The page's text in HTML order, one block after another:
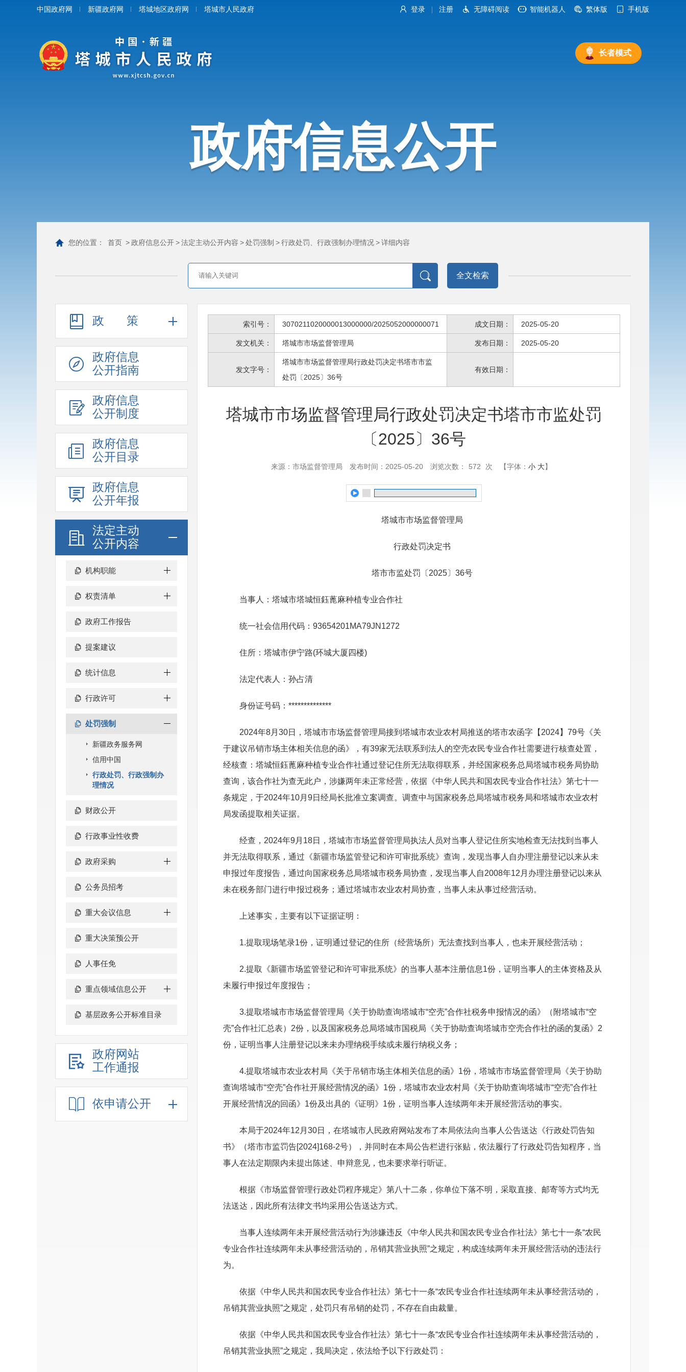
登录 注册 无障碍阅读 智能机器人 繁体版 手机版
中国政府网 新疆政府网 塔城地区政府网 塔城市人民政府
长者模式
政府信息公开
您的位置： 首页 >政府信息公开>法定主动公开内容 >处罚强制 >行政处罚、行政强制办理情况>详细内容
全文检索
政策
政府信息
公开指南
政府信息
公开制度
政府信息
公开目录
政府信息
公开年报
法定主动
公开内容
机构职能
权责清单
政府工作报告
提案建议
统计信息
行政许可
处罚强制
新疆政务服务网
信用中国
行政处罚、行政强制办
理情况
财政公开
行政事业性收费
政府采购
公务员招考
重大会议信息
重大决策预公开
人事任免
重点领域信息公开
基层政务公开标准目录
政府网站
工作通报
依申请公开
索引号： 3070211020000013000000/2025052000000071 成文日期： 2025-05-20
发文机关： 塔城市市场监督管理局 发布日期： 2025-05-20
发文字号：
塔城市市场监督管理局行政处罚决定书塔市市监
处罚〔2025〕36号
有效日期：
塔城市市场监督管理局行政处罚决定书塔市市监处罚
〔2025〕36号
来源：市场监督管理局 发布时间：2025-05-20 浏览次数： 572 次 【字体： 小 大】
塔城市市场监督管理局
行政处罚决定书
塔市市监处罚 〔 2025〕 36号
当事人：塔城市塔城恒鈺蓖麻种植专业合作社
统一社会信用代码 ： 93654201MA79JN1272
住所：塔城市伊宁路(环城大厦四楼)
法定代表人：孙占清
身份证号码 ： **************
2024年8月 30日，塔城市市场监督管理局接到塔城市农业农村局推送的塔市农函字 【 2024】 79号《关
于建议吊销市场主体相关信息的函》， 有39家无法联系到法人的空壳农民专业合作社需要进行核查处置，
经核查：塔城恒鈺蓖麻种植专业合作社通过登记住所无法取得联系，并经国家税务总局塔城市税务局协助
查询，该合作社为查无此户，涉嫌两年未正常经营，依据《中华人民共和国农民专业合作社法》第七十一
条规定， 于2024年10月 9日经局长批准立案调查。调查中与国家税务总局塔城市税务局和塔城市农业农村
局发函提取相关证据。
经查 ， 2024年9月 18日，塔城市市场监督管理局执法人员对当事人登记住所实地检查无法找到当事人
并无法取得联系，通过《新疆市场监管登记和许可审批系统》查询，发现当事人自办理注册登记以来从未
申报过年度报告，通过向国家税务总局塔城市税务局协查，发现当事人 自2008年12 月办理注册登记以来从
未在税务部门进行申报过税务；通过塔城市农业农村局协查，当事人未从事过经营活动。
上述事实，主要有以下证据证明：
1.提取现场笔录1份，证明通过登记的住所（经营场所）无法查找到当事人，也未开展经营活动；
2.提取《新疆市场监管登记和许可审批系统》的当事人基本注册信息1份，证明当事人的主体资格及从
未履行申报过年度报告 ；
3.提取塔城市市场监督管理局《关于协助查询塔城市“空壳”合作社税务申报情况的函》（附塔城市“空
壳”合作社汇总表） 2份，以及国家税务总局塔城市国税局《关于协助查询塔城市空壳合作社的函的复函》 2
份，证明当事人注册登记以来未办理纳税手续或未履行纳税义务 ；
4.提取塔城市农业农村局《关于吊销市场主体相关信息的函》 1份，塔城市市场监督管理局《关于协助
查询塔城市“空壳”合作社开展经营情况的函》 1份，塔城市农业农村局《关于协助查询塔城市“空壳”合作社
开展经营情况的回函》 1份及出具的《证明》 1份，证明当事人连续两年未开展经营活动的事实。
本局于2024年12 月 30日，在塔城市人民政府网站发布了本局依法向当事人公告送达《行政处罚告知
书》（塔市市监罚告[2024]168-2号）， 并同时在本局公告栏进行张贴，依法履行了行政处罚告知程序， 当
事人在法定期限内未提出陈述、申辩意见，也未要求举行听证。
根据《市场监督管理行政处罚程序规定》第八十二条，你单位下落不明，采取直接、邮寄等方式均无
法送达，因此所有法律文书均采用公告送达方式。
当事人连续两年未开展经营活动行为涉嫌违反《中华人民共和国农民专业合作社法》第七十一条“农民
专业合作社连续两年未从事经营活动的，吊销其营业执照”之规定，构成连续两年未开展经营活动的违法行
为。
依据《中华人民共和国农民专业合作社法》第七十一条“农民专业合作社连续两年未从事经营活动的，
吊销其营业执照”之规定，处罚只有吊销的处罚，不存在自由裁量。
依据《中华人民共和国农民专业合作社法》第七十一条“农民专业合作社连续两年未从事经营活动的，
吊销其营业执照”之规定，我局决定，依法给予以下行政处罚：